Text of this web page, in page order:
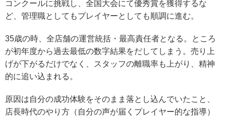
コンクールに挑戦し、全国大会にて優秀賞を獲得するな
ど、管理職としてもプレイヤーとしても順調に進む。
35歳の時、全店舗の運営統括・最高責任者となる。ところ
が初年度から過去最低の数字結果をだしてしまう。売り上
げが下がるだけでなく、スタッフの離職率も上がり、精神
的に追い込まれる。
原因は自分の成功体験をそのまま落とし込んでいたこと、
店長時代のやり方（自分の声が届くプレイヤー的な指導）